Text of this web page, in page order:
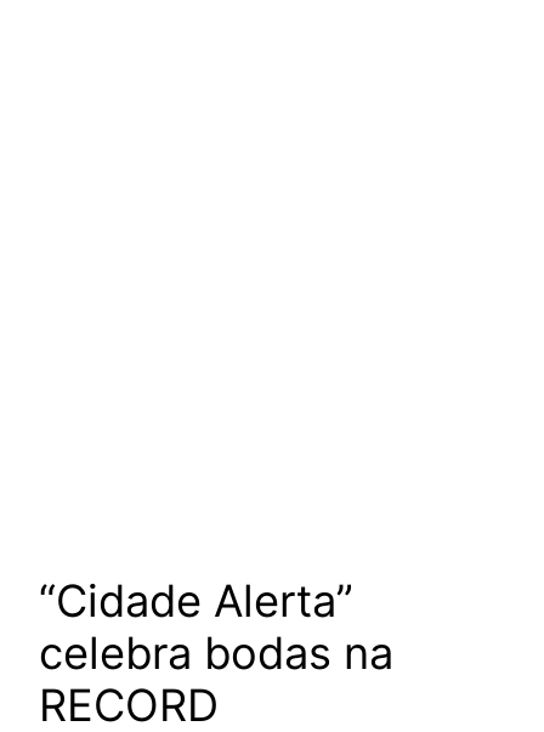
“Cidade Alerta”
celebra bodas na
RECORD